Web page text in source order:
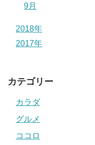
9月
2018年
2017年
カテゴリー
カラダ
グルメ
ココロ